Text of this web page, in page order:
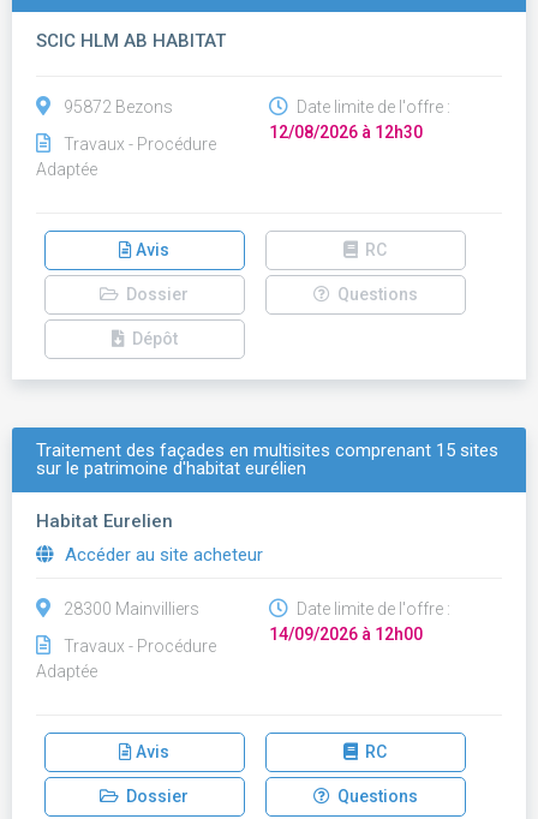
SCIC HLM AB HABITAT
95872 Bezons
Travaux - Procédure
Adaptée
Date limite de l'offre :
12/08/2026 à 12h30
Avis RC
Dossier Questions
Dépôt
Traitement des façades en multisites comprenant 15 sites
sur le patrimoine d'habitat eurélien
Habitat Eurelien
Accéder au site acheteur
28300 Mainvilliers
Travaux - Procédure
Adaptée
Date limite de l'offre :
14/09/2026 à 12h00
Avis RC
Dossier Questions